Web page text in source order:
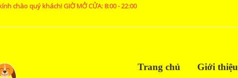
chào quý khách! GIỜ MỞ CỬA: 8:00 - 22:00
Trang chủ Giới thiệu